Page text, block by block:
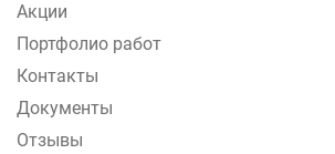
Акции
Портфолио работ
Контакты
Документы
Отзывы